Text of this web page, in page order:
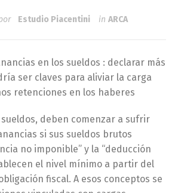
Estudio Piacentini in ARCA
en los sueldos : declarar más
ser claves para aliviar la carga
retenciones en los haberes
deben comenzar a sufrir
si sus sueldos brutos
no imponible” y la “deducción
el nivel mínimo a partir del
fiscal. A esos conceptos se